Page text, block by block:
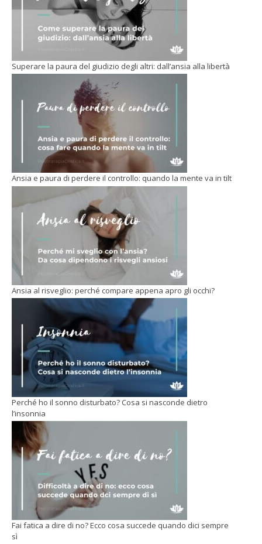
Superare la paura del giudizio degli altri: dall’ansia alla libertà
Ansia e paura di perdere il controllo: quando la mente va in tilt
Ansia al risveglio: perché compare appena apro gli occhi?
Perché ho il sonno disturbato? Cosa si nasconde dietro
l’insonnia
Fai fatica a dire di no? Ecco cosa succede quando dici sempre
sì